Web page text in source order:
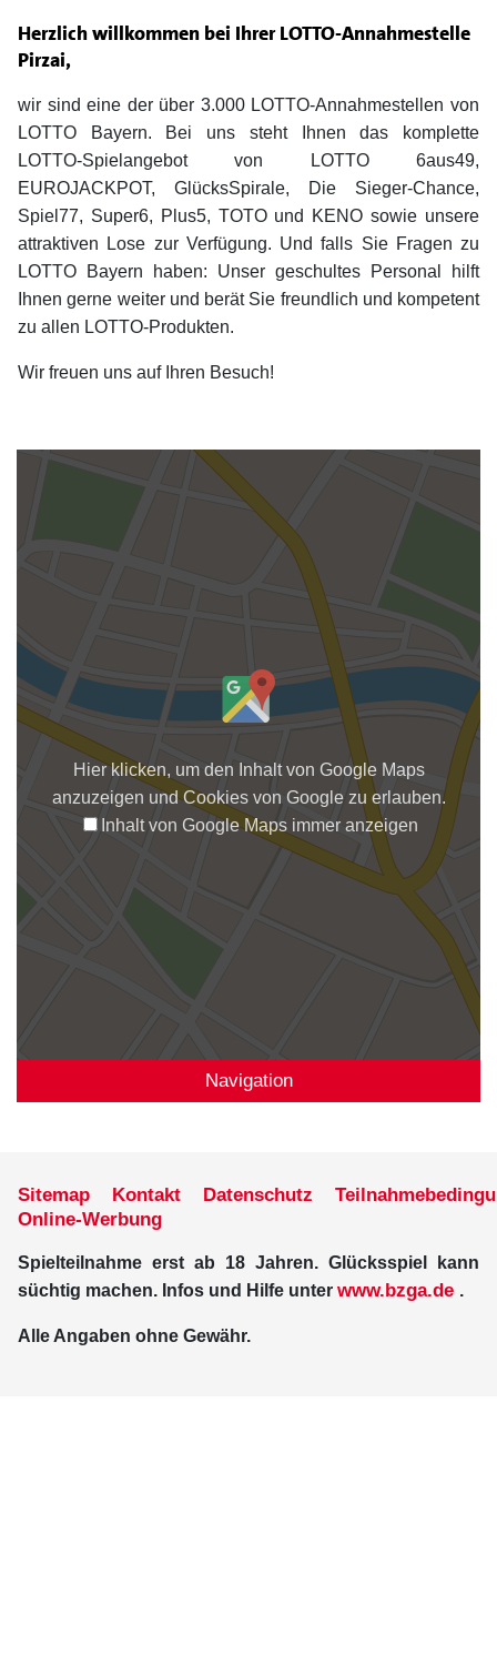
Herzlich willkommen bei Ihrer LOTTO-Annahmestelle
Pirzai,
wir sind eine der über 3.000 LOTTO-Annahmestellen von
LOTTO Bayern. Bei uns steht Ihnen das komplette
LOTTO-Spielangebot von LOTTO 6aus49,
EUROJACKPOT, GlücksSpirale, Die Sieger-Chance,
Spiel77, Super6, Plus5, TOTO und KENO sowie unsere
attraktiven Lose zur Verfügung. Und falls Sie Fragen zu
LOTTO Bayern haben: Unser geschultes Personal hilft
Ihnen gerne weiter und berät Sie freundlich und kompetent
zu allen LOTTO-Produkten.
Wir freuen uns auf Ihren Besuch!
Hier klicken, um den Inhalt von Google Maps
anzuzeigen und Cookies von Google zu erlauben.
Inhalt von Google Maps immer anzeigen
Navigation
Sitemap Kontakt Datenschutz
Online-Werbung
Spielteilnahme erst ab 18 Jahren. Glücksspiel kann
süchtig machen. Infos und Hilfe unter www.bzga.de .
Alle Angaben ohne Gewähr.